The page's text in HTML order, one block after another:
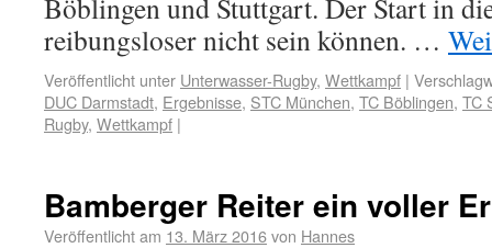
Böblingen und Stuttgart. Der Start in
reibungsloser nicht sein können. …
Veröffentlicht unter Unterwasser-Rugby, Wettkampf |
DUC Darmstadt, Ergebnisse, STC München, TC Böblingen, TC
Rugby, Wettkampf |
Bamberger Reiter ein voller
Veröffentlicht am 13. März 2016von Hannes